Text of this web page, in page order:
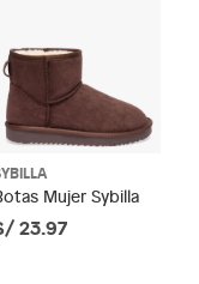
Mujer Sybilla
23.97